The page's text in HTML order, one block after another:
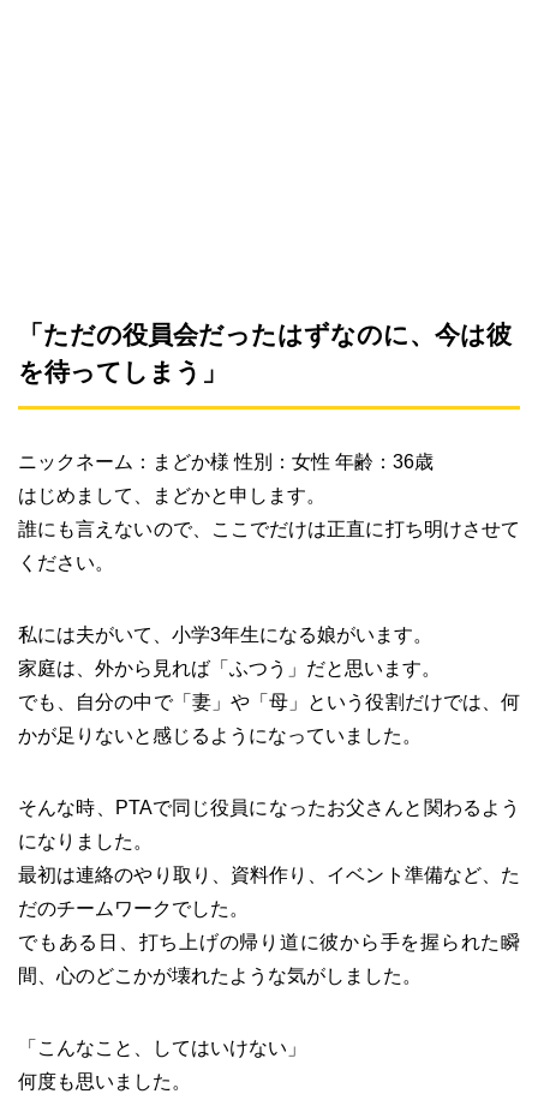
「ただの役員会だったはずなのに、今は彼
を待ってしまう」
ニックネーム：まどか様 性別：女性 年齢：36歳
はじめまして、まどかと申します。
誰にも言えないので、ここでだけは正直に打ち明けさせて
ください。
私には夫がいて、小学3年生になる娘がいます。
家庭は、外から見れば「ふつう」だと思います。
でも、自分の中で「妻」や「母」という役割だけでは、何
かが足りないと感じるようになっていました。
そんな時、PTAで同じ役員になったお父さんと関わるよう
になりました。
最初は連絡のやり取り、資料作り、イベント準備など、た
だのチームワークでした。
でもある日、打ち上げの帰り道に彼から手を握られた瞬
間、心のどこかが壊れたような気がしました。
「こんなこと、してはいけない」
何度も思いました。